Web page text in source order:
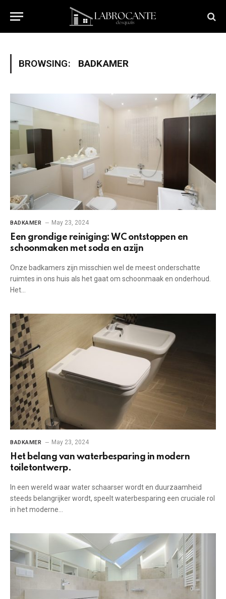
BROWSING: BADKAMER
BADKAMER May 23, 2024
Een grondige reiniging: WC ontstoppen en
schoonmaken met soda en azijn
Onze badkamers zijn misschien wel de meest onderschatte
ruimtes in ons huis als het gaat om schoonmaak en onderhoud.
Het…
BADKAMER May 23, 2024
Het belang van waterbesparing in modern
toiletontwerp.
In een wereld waar water schaarser wordt en duurzaamheid
steeds belangrijker wordt, speelt waterbesparing een cruciale rol
in het moderne…